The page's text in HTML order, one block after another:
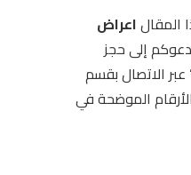
المقالاعراض
إلى حجز
الاتصال بقسم
الموضحة في